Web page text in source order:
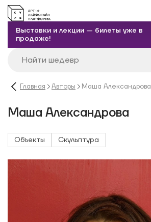
Выставки и лекции — билеты уже в
продаже!
Главная Авторы Маша Александрова
Маша Александрова
Объекты Скульптура